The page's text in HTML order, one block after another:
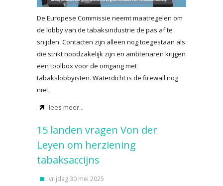
De Europese Commissie neemt maatregelen om
de lobby van de tabaksindustrie de pas af te
snijden. Contacten zijn alleen nog toegestaan als
die strikt noodzakelijk zijn en ambtenaren krijgen
een toolbox voor de omgang met
tabakslobbyisten. Waterdicht is de firewall nog
niet.
lees meer...
15 landen vragen Von der
Leyen om herziening
tabaksaccijns
vrijdag 30 mei 2025